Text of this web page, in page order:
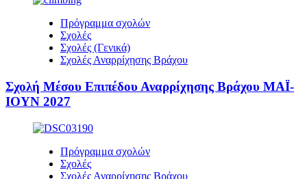
Πρόγραμμα σχολών
Σχολές
Σχολές (Γενικά)
Σχολές Αναρρίχησης Βράχου
Σχολή Μέσου Επιπέδου Αναρρίχησης Βράχου ΜΑΪ-
ΙΟΥΝ 2027
Πρόγραμμα σχολών
Σχολές
Σχολές Αναρρίχησης Βράχου